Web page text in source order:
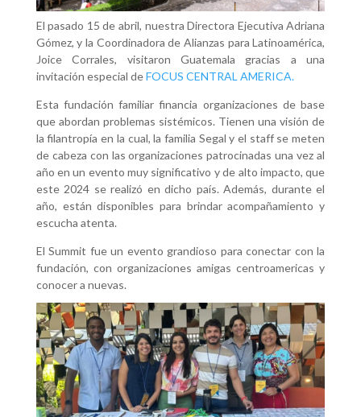
El pasado 15 de abril, nuestra Directora Ejecutiva Adriana
Gómez, y la Coordinadora de Alianzas para Latinoamérica,
Joice Corrales, visitaron Guatemala gracias a una
invitación especial deFOCUS CENTRAL AMERICA.
Esta fundación familiar financia organizaciones de base
que abordan problemas sistémicos. Tienen una visión de
la filantropía en la cual, la familia Segal y el staff se meten
de cabeza con las organizaciones patrocinadas una vez al
año en un evento muy significativo y de alto impacto, que
este 2024 se realizó en dicho país. Además, durante el
año, están disponibles para brindar acompañamiento y
escucha atenta.
El Summit fue un evento grandioso para conectar con la
fundación, con organizaciones amigas centroamericas y
conocer a nuevas.